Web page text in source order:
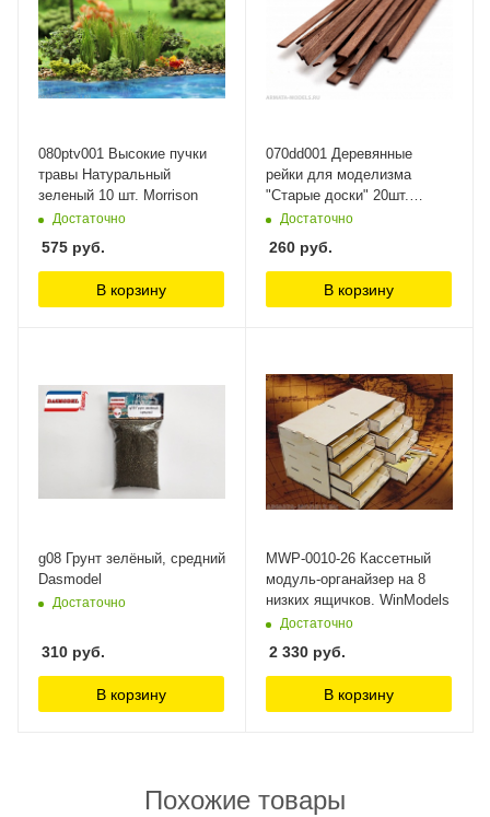
080ptv001 Высокие пучки
травы Натуральный
зеленый 10 шт. Morrison
Достаточно
575 руб.
В корзину
070dd001 Деревянные
рейки для моделизма
"Старые доски" 20шт.
Morrison
Достаточно
260 руб.
В корзину
g08 Грунт зелёный, средний
Dasmodel
Достаточно
310 руб.
В корзину
MWP-0010-26 Касcетный
модуль-органайзер на 8
низких ящичков. WinModels
Достаточно
2 330 руб.
В корзину
Похожие товары